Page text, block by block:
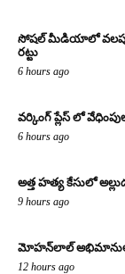
సోషల్ మీడియాలో
రట్టు
6 hours ago
వర్కింగ్ ప్లేస్ లో
6 hours ago
అత్త హత్య కేసులో
9 hours ago
మోహన్‌లాల్
12 hours ago